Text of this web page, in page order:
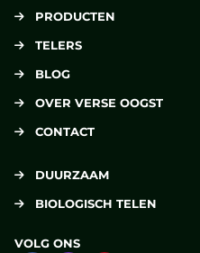
PRODUCTEN
TELERS
BLOG
OVER VERSE OOGST
CONTACT
DUURZAAM
BIOLOGISCH TELEN
VOLG ONS